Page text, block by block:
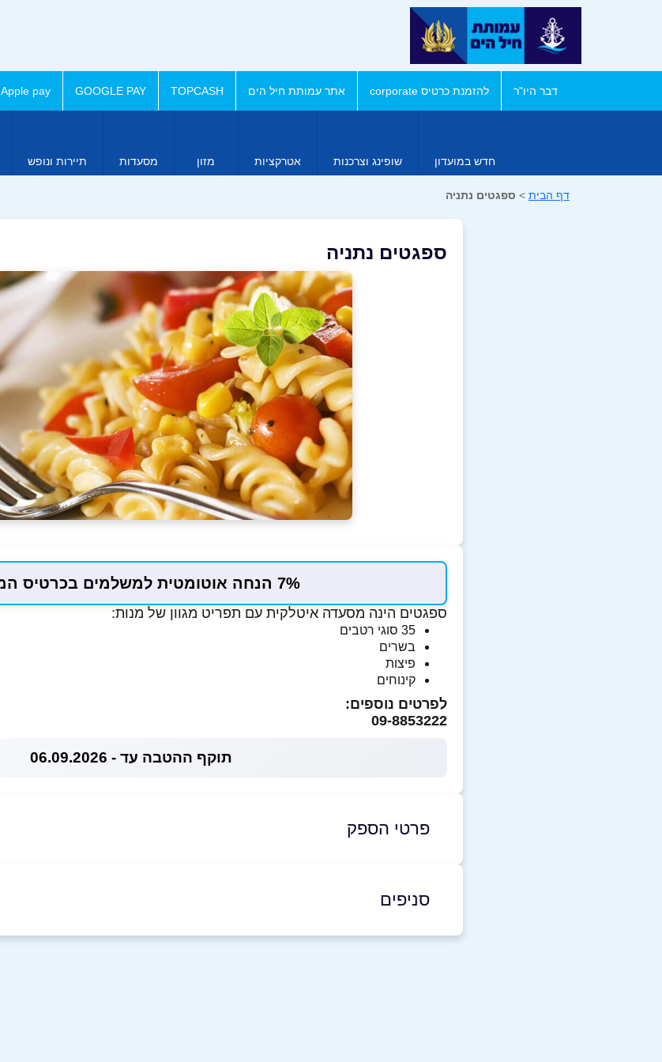
דבר היו"ר להזמנת כרטיס corporate אתר עמותת חיל הים TOPCASH
GOOGLE PAY
Apple pay
חדש במועדון שופינג וצרכנות אטרקציות מזון מסעדות תיירות ונופש
דף הבית > ספגטים נתניה
ספגטים נתניה
7% הנחה אוטומטית למשלמים בכרטיס המועדון
ספגטים הינה מסעדה איטלקית עם תפריט מגוון של מנות:
35 סוגי רטבים
בשרים
פיצות
קינוחים
לפרטים נוספים:
09-8853222
תוקף ההטבה עד - 06.09.2026
פרטי הספק
סניפים
נתניה